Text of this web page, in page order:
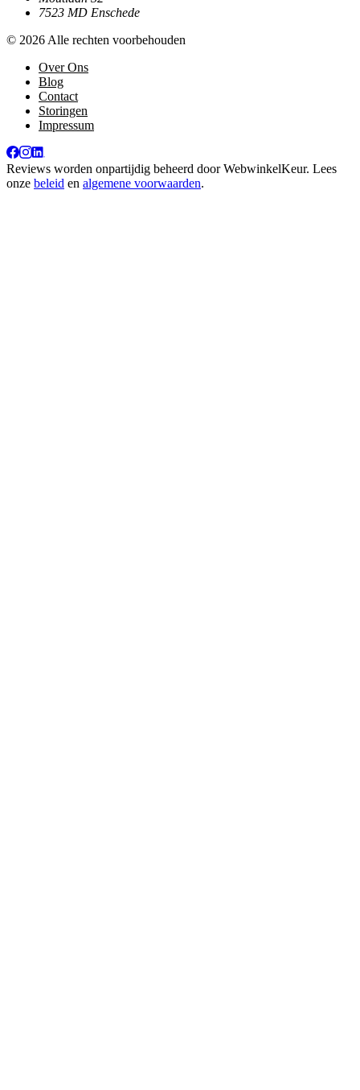
7523 MD Enschede
© 2026 Alle rechten voorbehouden
Over Ons
Blog
Contact
Storingen
Impressum
Reviews worden onpartijdig beheerd doorWebwinkelKeur. Lees
onze beleid en algemene voorwaarden.